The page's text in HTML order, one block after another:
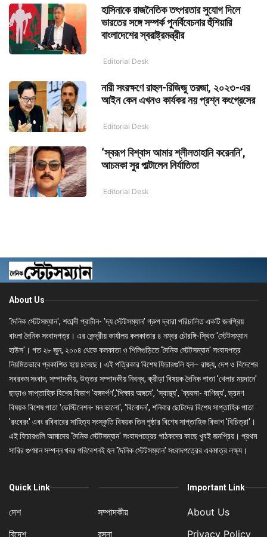
হাসিনাকে রাজনৈতিক তৎপরতার সুযোগ দিলে
ভারতের সঙ্গে সম্পর্ক পুনর্বিবেচনার হুঁশিয়ারি
বাংলাদেশের স্বরাষ্ট্রমন্ত্রীর
Editorial Desk
নারী সংরক্ষণে রাহুল-রিজিজু তরজা, ২০২৩-এর
আইন কেন এখনও কার্যকর নয় প্রশ্ন কংগ্রেসের
Editorial Desk
‘স্বরূপ বিশ্বাস আমার শ্লীলতাহানি করেননি’,
আচমকা সুর পাল্টালেন নির্যাতিতা
Editorial Desk
About Us
'দৈনিক স্টেটসম্যান', শতাব্দী প্রাচীন- 'দ্য স্টেটসম্যান' গ্রুপ দ্বারা পরিচালিত একটি জনপ্রিয়
বাংলা দৈনিক সংবাদপত্র। এর কেন্দ্রীয় কার্যালয় কলকাতার ৪ নম্বর চৌরঙ্গি-স্থিত 'স্টেটসম্যান
হাউস'। গত ২৮ জুন, ২০০৪ থেকে কলকাতা ও শিলিগুড়িতে 'দৈনিক স্টেটসম্যান' সংবাদপত্র
নিয়মিতভাবে প্রকাশিত হয়ে চলেছে। এই পত্রিকার বিশেষ ফিচারগুলি হল– রাজ্য, দেশ ও বিদেশের
সবরকম সংবাদ, সম্পাদকীয়, উত্তর সম্পাদকীয় নিবন্ধ, ক্রীড়া বিষয়ক দৈনিক পাতা 'খেলার ময়দানে'
ছাড়াও সাপ্তাহিক বিশেষ বিভাগ 'বঙ্গদর্পণ','শিক্ষার অঙ্গনে', 'স্বাস্থ্য', 'ব্যবসা- বাণিজ্য', ভ্রমণ
বিষয়ক বিশেষ পাতা 'ডেস্টিনেশন- মন ভালো', 'বিনোদন', শনিবার ছোটদের বিশেষ সাপ্তাহিক পাতা
'রংবেরং' এবং রবিবারের সাহিত্য সংস্কৃতি বিষয়ক তিন পৃষ্ঠার বিশেষ সাপ্তাহিক বিভাগ 'বিচিত্রা'।
এই ফিচারগুলি আমাদের 'দৈনিক স্টেটসম্যান' সংবাদপত্রের পাঠকদের কাছে খুবই জনপ্রিয়। প্রথম
সারির গুণমান সম্পন্ন খবর পরিবেশনই হল 'দৈনিক স্টেটসম্যান' সংবাদপত্রের একমাত্র লক্ষ্য।
Quick Link
দেশ
বিদেশ
সম্পাদকীয়
রসনা
Important Link
About Us
Privacy Policy